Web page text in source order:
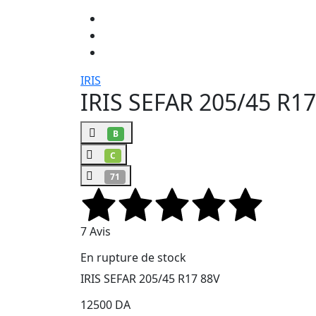
IRIS
IRIS SEFAR 205/45
B
C
71
7 Avis
En rupture de stock
IRIS SEFAR 205/45 R17 88V
12500 DA